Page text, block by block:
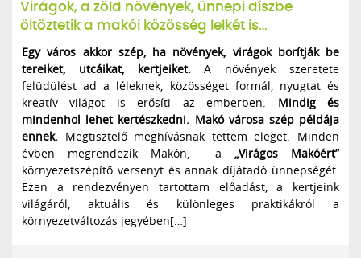
Virágok, a zöld növények, ünnepi díszbe
öltöztetik a makói közösség lelkét is…
Egy város akkor szép, ha növények, virágok borítják be
tereiket, utcáikat, kertjeiket.A növények szeretete
felüdülést ad a léleknek, közösséget formál, nyugtat és
kreatív világot is erősíti az emberben. Mindig és
mindenhol lehet kertészkedni. Makó városa szép példája
ennek. Megtisztelő meghívásnak tettem eleget. Minden
évben megrendezik Makón, a „Virágos Makóért”
környezetszépítő versenyt és annak díjátadó ünnepségét.
Ezen a rendezvényen tartottam előadást, a kertjeink
világáról, aktuális és különleges praktikákról a
környezetváltozás jegyében[…]